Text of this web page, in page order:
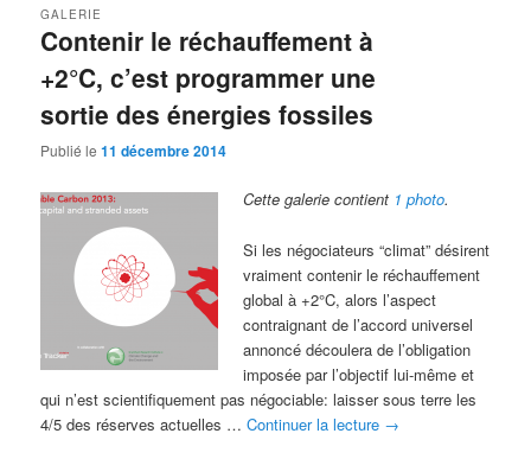
Contenir le réchauffement à
+2°C, c’est programmer une
sortie des énergies fossiles
GALERIE
Publié le11 décembre 2014
Cette galerie contient 1 photo.
Si les négociateurs “climat” désirent
vraiment contenir le réchauffement
global à +2°C, alors l’aspect
contraignant de l’accord universel
annoncé découlera de l’obligation
imposée par l’objectif lui-même et
qui n’est scientifiquement pas négociable: laisser sous terre les
4/5 des réserves actuelles …Continuer la lecture →